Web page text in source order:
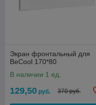
Экран фронтальный для
BeCool 170*80
В наличии 1 ед.
129,50 руб. 370 руб.